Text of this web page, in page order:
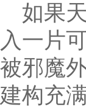
如果
入一片
被邪魔
建构充